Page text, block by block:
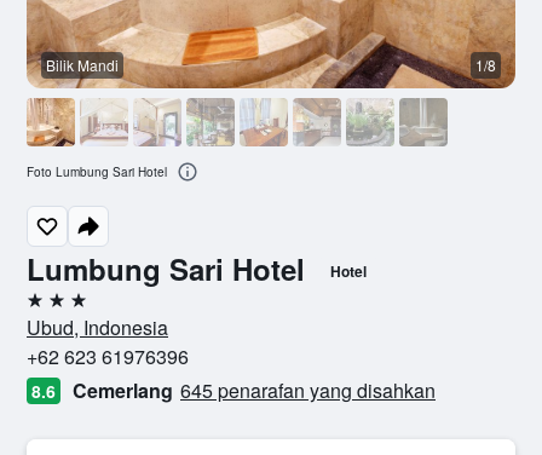
Lumbung Sari Hotel Hotel
3 bintang
Ubud, Indonesia
+62 623 61976396
8.6 Cemerlang 645 penarafan yang disahkan
Bilik Mandi 1/8
Foto Lumbung Sari Hotel